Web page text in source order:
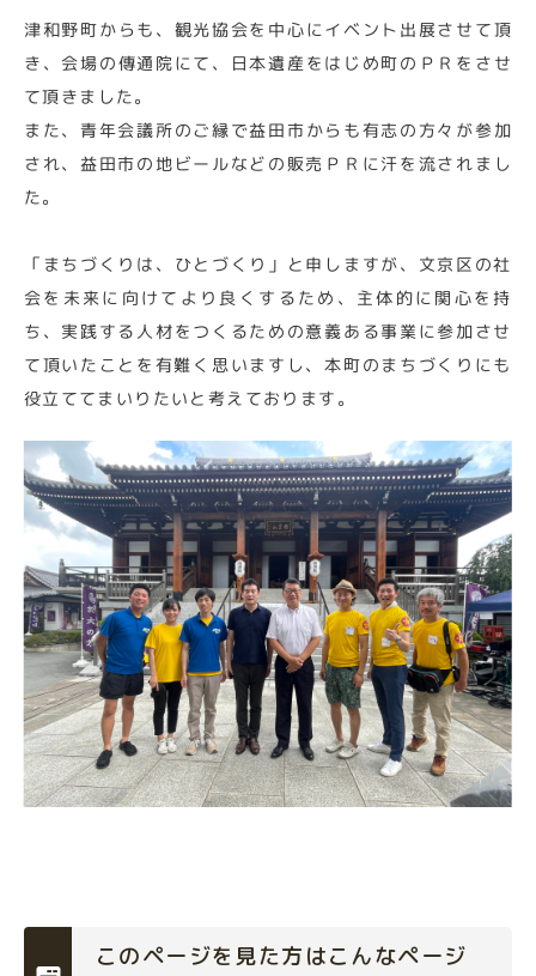
津和野町からも、観光協会を中心にイベント出展させて頂
き、会場の傳通院にて、日本遺産をはじめ町のＰＲをさせ
て頂きました。
また、青年会議所のご縁で益田市からも有志の方々が参加
され、益田市の地ビールなどの販売ＰＲに汗を流されまし
た。
「まちづくりは、ひとづくり」と申しますが、文京区の社
会を未来に向けてより良くするため、主体的に関心を持
ち、実践する人材をつくるための意義ある事業に参加させ
て頂いたことを有難く思いますし、本町のまちづくりにも
役立ててまいりたいと考えております。
このページを見た方はこんなページ